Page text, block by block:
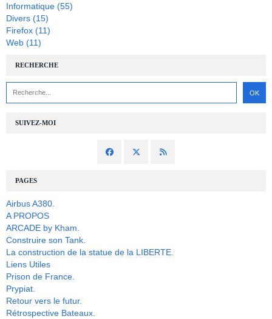
SUIVEZ-MOI
RECHERCHE
PAGES
Airbus A380.
A PROPOS
ARCADE by Kham.
Construire son Tank.
La construction de la statue de la LIBERTE.
Liens Utiles
Prison de France.
Prypiat.
Retour vers le futur.
Rétrospective Bateaux.
Informatique (55)
Divers (15)
Firefox (11)
Web (11)